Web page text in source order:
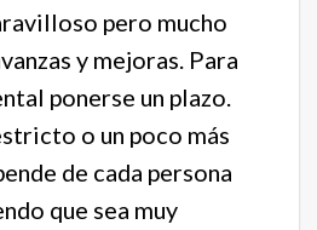
pero mucho
y mejoras. Para
ponerse un plazo.
o un poco más
de cada persona
que sea muy